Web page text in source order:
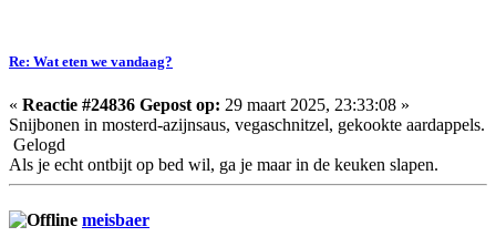
Re: Wat eten we vandaag?
« Reactie #24836 Gepost op: 29 maart 2025, 23:33:08 »
Snijbonen in mosterd-azijnsaus, vegaschnitzel, gekookte aardappels.
Gelogd
Als je echt ontbijt op bed wil, ga je maar in de keuken slapen.
meisbaer